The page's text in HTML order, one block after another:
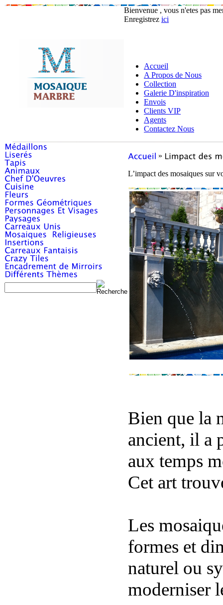
Bienvenue , vous n'etes pas
Enregistrez ici
Accueil
A Propos de Nous
Collection
Galerie D'inspiration
Envois
Clients VIP
Agents
Contactez Nous
»
L’impact des mosaiques sur
Bien que la
ancient, il a
aux temps
Cet art
Les
formes et
naturel ou
moderniser